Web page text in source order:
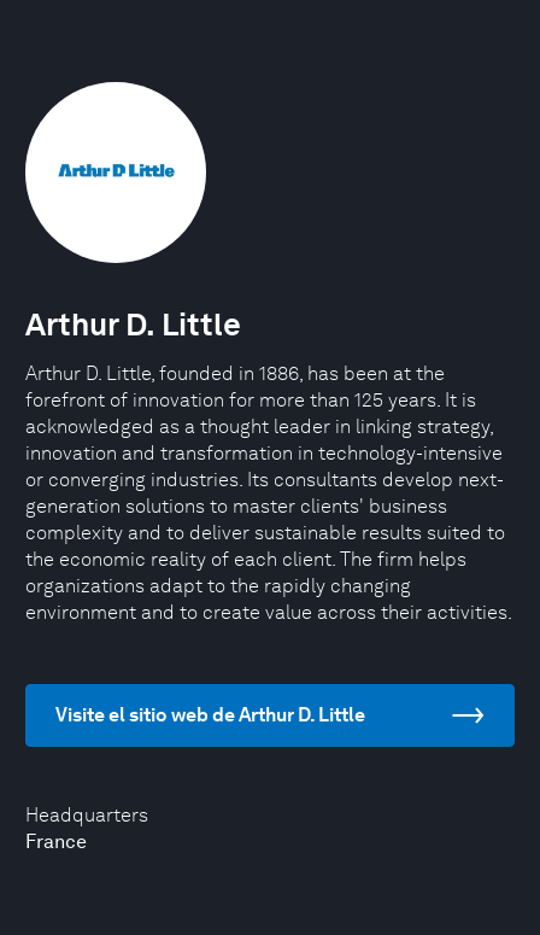
Headquarters
France
Arthur D. Little
Arthur D. Little, founded in 1886, has been at the
forefront of innovation for more than 125 years. It is
acknowledged as a thought leader in linking strategy,
innovation and transformation in technology-intensive
or converging industries. Its consultants develop next-
generation solutions to master clients' business
complexity and to deliver sustainable results suited to
the economic reality of each client. The firm helps
organizations adapt to the rapidly changing
environment and to create value across their activities.
Visite el sitio web de Arthur D. Little